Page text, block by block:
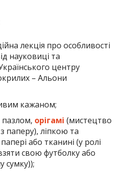
лекція про особливості
науковиці та
центру
– Альони
кажаном;
пазлом, орігамі (мистецтво
паперу), ліпкою та
або тканині (у ролі
свою футболку або
сумку));